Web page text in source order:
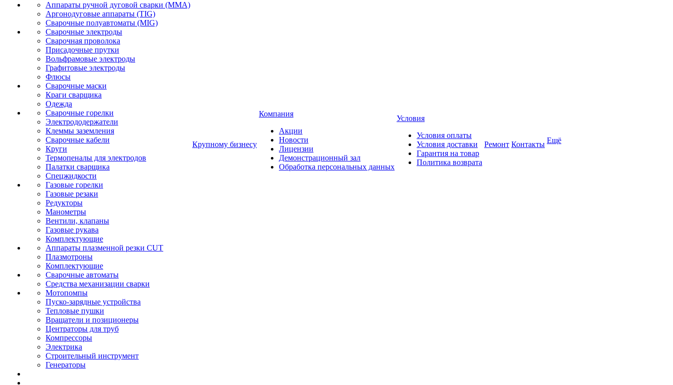
Аппараты ручной дуговой сварки (MMA)
Аргонодуговые аппараты (TIG)
Сварочные полуавтоматы (MIG)
Сварочные электроды
Сварочная проволока
Присадочные прутки
Вольфрамовые электроды
Графитовые электроды
Флюсы
Сварочные маски
Краги сварщика
Одежда
Сварочные горелки
Электрододержатели
Клеммы заземления
Сварочные кабели
Круги
Термопеналы для электродов
Палатки сварщика
Спецжидкости
Газовые горелки
Газовые резаки
Редукторы
Манометры
Вентили, клапаны
Газовые рукава
Комплектующие
Аппараты плазменной резки CUT
Плазмотроны
Комплектующие
Сварочные автоматы
Средства механизации сварки
Мотопомпы
Пуско-зарядные устройства
Тепловые пушки
Вращатели и позиционеры
Центраторы для труб
Компрессоры
Электрика
Строительный инструмент
Генераторы
Крупному бизнесу
Компания
Акции
Новости
Лицензии
Демонстрационный зал
Обработка персональных данных
Условия
Условия оплаты
Условия доставки
Гарантия на товар
Политика возврата
Ремонт Контакты Ещё